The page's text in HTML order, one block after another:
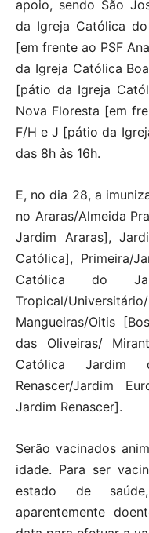
apoio, sendo São
da Igreja Católica
[em frente ao PSF
da Igreja Católica
[pátio da Igreja
Nova Floresta [em
F/H e J [pátio da
das 8h às 16h.
E, no dia 28, a
no Araras/Almeida
Jardim Araras],
Católica], Primeira/
Católica do
Tropical/
Mangueiras/Oitis
das Oliveiras/
Católica Jardim
Renascer/Jardim
Jardim Renascer].
Serão vacinados
idade. Para ser
estado de
aparentemente